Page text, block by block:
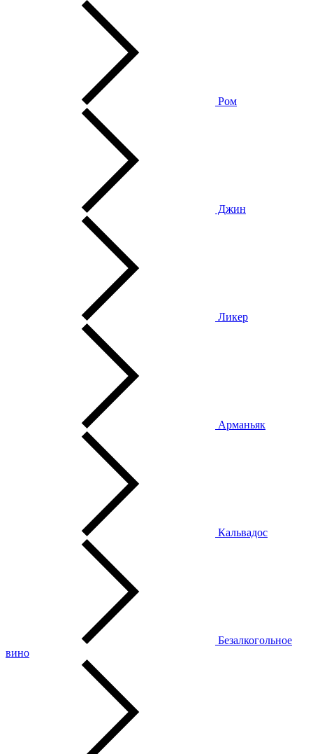
Ром
Джин
Ликер
Арманьяк
Кальвадос
Безалкогольное
вино